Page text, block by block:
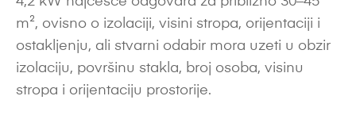
m², ovisno o izolaciji, visini stropa, orijentaciji i
ostakljenju, ali stvarni odabir mora uzeti u obzir
izolaciju, površinu stakla, broj osoba, visinu
stropa i orijentaciju prostorije.